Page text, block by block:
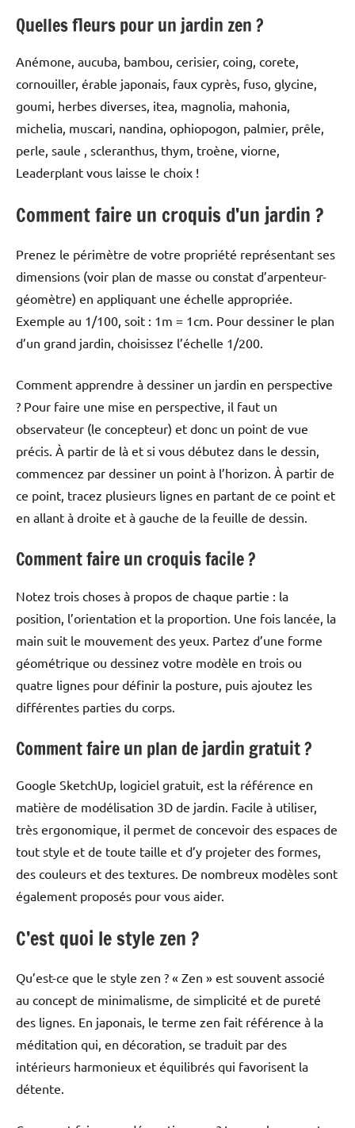
Quelles fleurs pour un jardin zen ?
Anémone, aucuba, bambou, cerisier, coing, corete,
cornouiller, érable japonais, faux cyprès, fuso, glycine,
goumi, herbes diverses, itea, magnolia, mahonia,
michelia, muscari, nandina, ophiopogon, palmier, prêle,
perle, saule , scleranthus, thym, troène, viorne,
Leaderplant vous laisse le choix !
Comment faire un croquis d’un jardin ?
Prenez le périmètre de votre propriété représentant ses
dimensions (voir plan de masse ou constat d’arpenteur-
géomètre) en appliquant une échelle appropriée.
Exemple au 1/100, soit : 1m = 1cm. Pour dessiner le plan
d’un grand jardin, choisissez l’échelle 1/200.
Comment apprendre à dessiner un jardin en perspective
? Pour faire une mise en perspective, il faut un
observateur (le concepteur) et donc un point de vue
précis. À partir de là et si vous débutez dans le dessin,
commencez par dessiner un point à l’horizon. À partir de
ce point, tracez plusieurs lignes en partant de ce point et
en allant à droite et à gauche de la feuille de dessin.
Comment faire un croquis facile ?
Notez trois choses à propos de chaque partie : la
position, l’orientation et la proportion. Une fois lancée, la
main suit le mouvement des yeux. Partez d’une forme
géométrique ou dessinez votre modèle en trois ou
quatre lignes pour définir la posture, puis ajoutez les
différentes parties du corps.
Comment faire un plan de jardin gratuit ?
Google SketchUp, logiciel gratuit, est la référence en
matière de modélisation 3D de jardin. Facile à utiliser,
très ergonomique, il permet de concevoir des espaces de
tout style et de toute taille et d’y projeter des formes,
des couleurs et des textures. De nombreux modèles sont
également proposés pour vous aider.
C’est quoi le style zen ?
Qu’est-ce que le style zen ? « Zen » est souvent associé
au concept de minimalisme, de simplicité et de pureté
des lignes. En japonais, le terme zen fait référence à la
méditation qui, en décoration, se traduit par des
intérieurs harmonieux et équilibrés qui favorisent la
détente.